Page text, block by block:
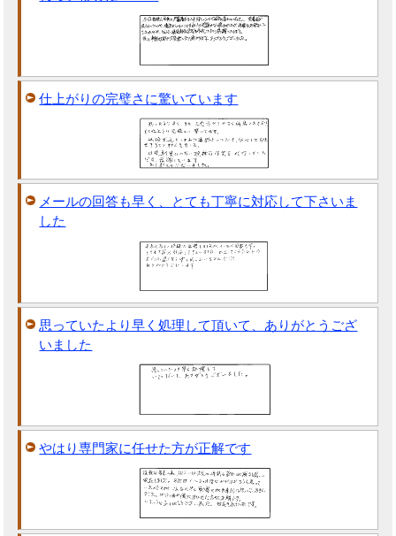
仕上がりの完璧さに驚いています
メールの回答も早く、とても丁寧に対応して下さいま
した
思っていたより早く処理して頂いて、ありがとうござ
いました
やはり専門家に任せた方が正解です